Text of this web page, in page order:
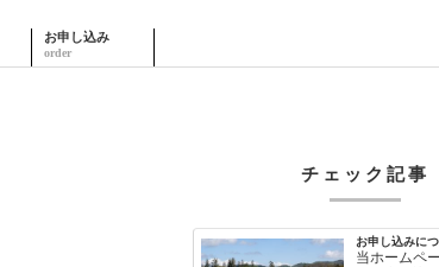
お申し込み
チェック記事
お申し込みに
当ホームペ